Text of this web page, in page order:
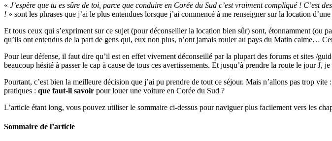
« J’espère que tu es sûre de toi, parce que conduire en Corée du Sud c’est vraiment compliqué ! C’est
! » sont les phrases que j’ai le plus entendues lorsque j’ai commencé à me renseigner sur la location
Et tous ceux qui s’expriment sur ce sujet (pour déconseiller la location bien sûr) sont, étonnamment (ou
qu’ils ont entendus de la part de gens qui, eux non plus, n’ont jamais rouler au pays du Matin calme…
Pour leur défense, il faut dire qu’il est en effet vivement déconseillé par la plupart des forums et sites /
beaucoup hésité à passer le cap à cause de tous ces avertissements. Et jusqu’à prendre la route le jour J,
Pourtant, c’est bien la meilleure décision que j’ai pu prendre de tout ce séjour. Mais n’allons pas trop
pratiques : que faut-il savoir pour louer une voiture en Corée du Sud ?
L’article étant long, vous pouvez utiliser le sommaire ci-dessus pour naviguer plus facilement vers les
Sommaire de l’article